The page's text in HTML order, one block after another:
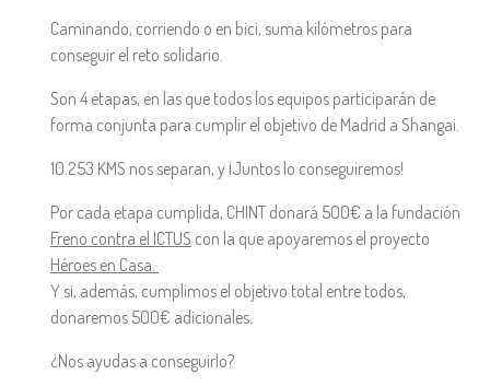
Caminando, corriendo o en bici, suma kilómetros para
conseguir el reto solidario.
Son 4 etapas, en las que todos los equipos participarán de
forma conjunta para cumplir el objetivo de Madrid a Shangai.
10.253 KMS nos separan, y ¡Juntos lo conseguiremos!
Por cada etapa cumplida, CHINT donará 500€ a la fundación
Freno contra el ICTUS con la que apoyaremos el proyecto
Héroes en Casa.
Y si, además, cumplimos el objetivo total entre todos,
donaremos 500€ adicionales.
¿Nos ayudas a conseguirlo?